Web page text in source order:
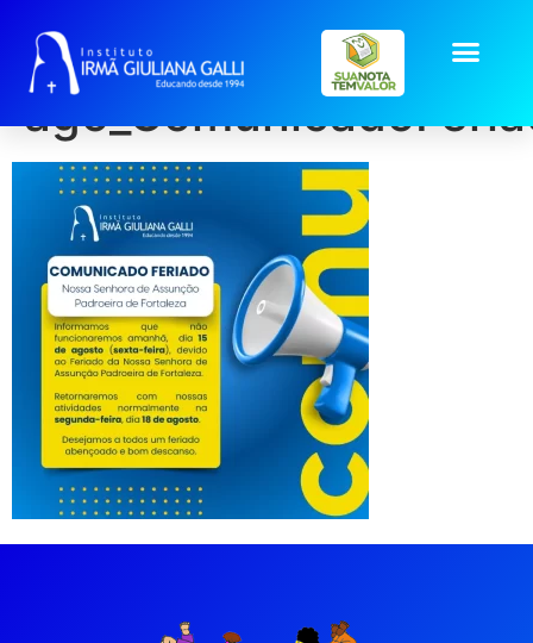
post2025-